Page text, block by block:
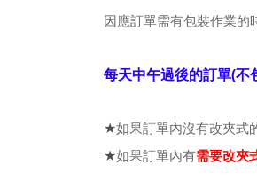
因應訂單需有包裝作業的
每天中午過後的訂單(不
★如果訂單內沒有改夾式
★如果訂單內有需要改夾